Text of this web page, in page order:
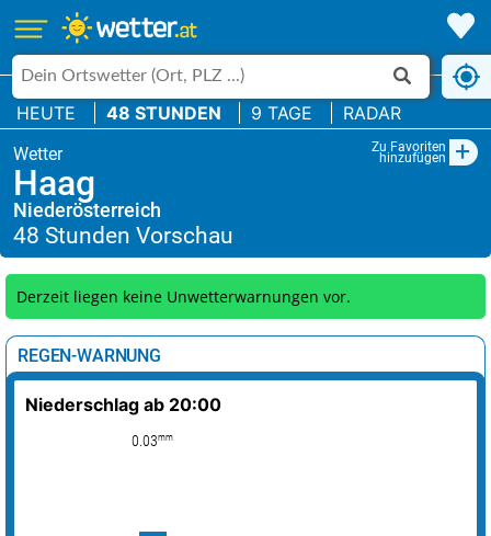
HEUTE 48 STUNDEN 9 TAGE RADAR
Zu Favoriten
hinzufügen +
Haag
Niederösterreich
Derzeit liegen keine Unwetterwarnungen vor.
REGEN-WARNUNG
Niederschlag ab 20:00
0.03mm